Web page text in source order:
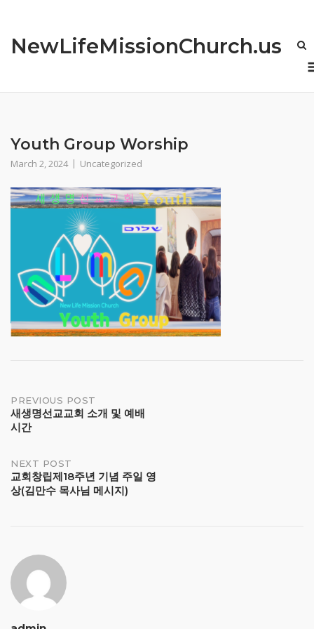
content
NewLifeMissionChurch.us
Youth Group Worship
March 2, 2024 Uncategorized
Post
navigation
PREVIOUS POST
새생명선교교회 소개 및 예배
시간
NEXT POST
교회창립제18주년 기념 주일 영
상(김만수 목사님 메시지)